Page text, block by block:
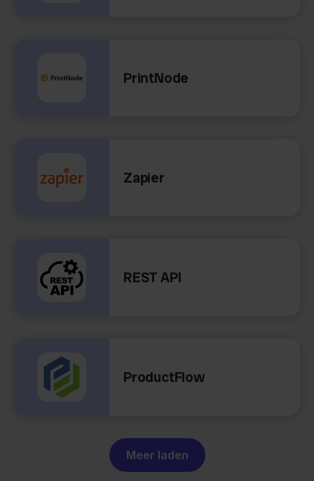
PrintNode
Zapier
REST API
ProductFlow
Meer laden